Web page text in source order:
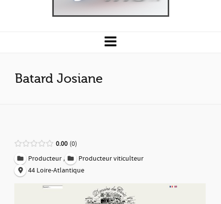
Batard Josiane
0.00 0
Producteur ,
Producteur viticulteur
44 Loire-Atlantique